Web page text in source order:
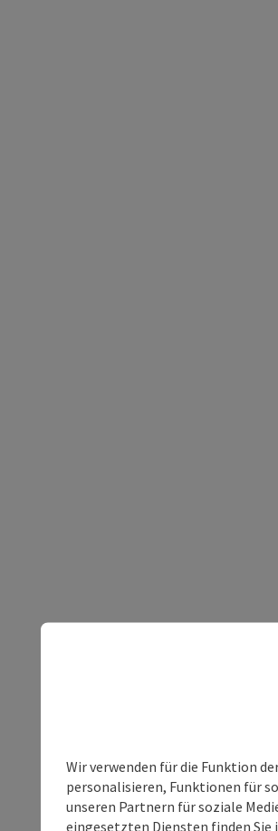
Wir verwenden für die Funktion
personalisieren, Funktionen für
unseren Partnern für soziale
eingesetzten Diensten finden Sie